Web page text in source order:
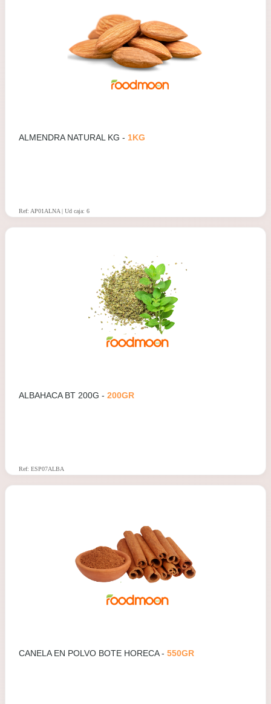
ALMENDRA NATURAL KG - 1KG
Ref: AP01ALNA | Ud caja: 6
ALBAHACA BT 200G - 200GR
Ref: ESP07ALBA
CANELA EN POLVO BOTE HORECA - 550GR